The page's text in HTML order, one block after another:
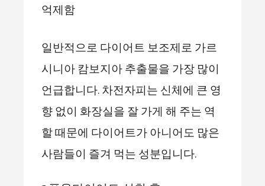
억제함
일반적으로 다이어트 보조제로 가르
시니아 캄보지아 추출물을 가장 많이
언급합니다. 차전자피는 신체에 큰 영
향 없이 화장실을 잘 가게 해 주는 역
할 때문에 다이어트가 아니어도 많은
사람들이 즐겨 먹는 성분입니다.